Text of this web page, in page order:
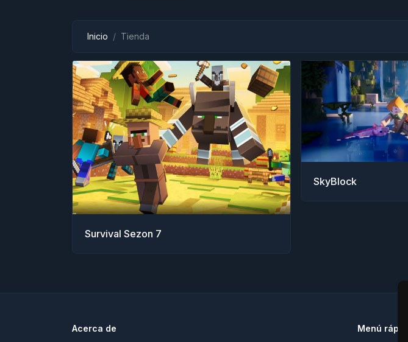
Inicio Tienda
Survival Sezon 7
SkyBlock
Acerca de
Menú rápido